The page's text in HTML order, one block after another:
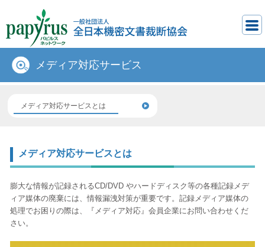
ホーム 文書裁断サービス メディア対応サービス
メディア対応サービス
メディア対応サービスとは
メディア対応サービスとは
膨大な情報が記録されるCD/DVD やハードディスク等の各種記録メデ
ィア媒体の廃棄には、情報漏洩対策が重要です。記録メディア媒体の
処理でお困りの際は、『メディア対応』会員企業にお問い合わせくだ
さい。